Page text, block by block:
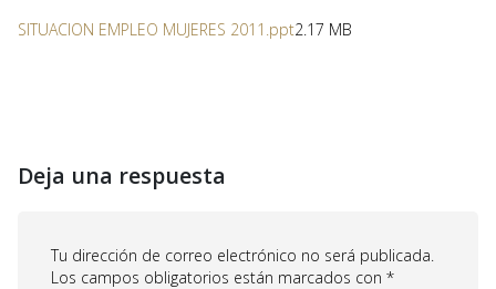
SITUACION EMPLEO MUJERES 2011.ppt2.17 MB
Deja una respuesta
Tu dirección de correo electrónico no será publicada.
Los campos obligatorios están marcados con *